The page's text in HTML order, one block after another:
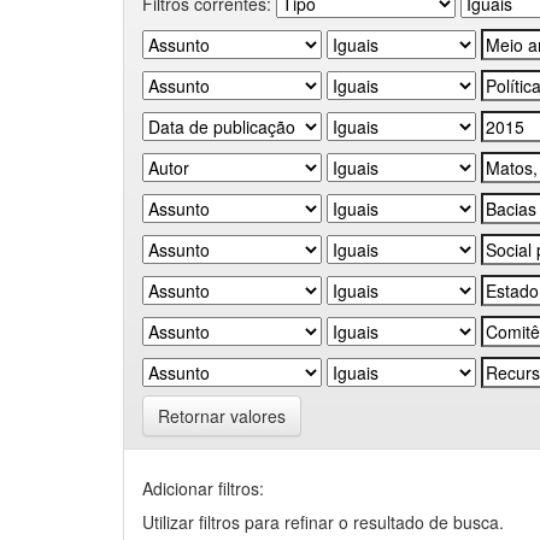
Retornar valores
Adicionar filtros:
Utilizar filtros para refinar o resultado de busca.